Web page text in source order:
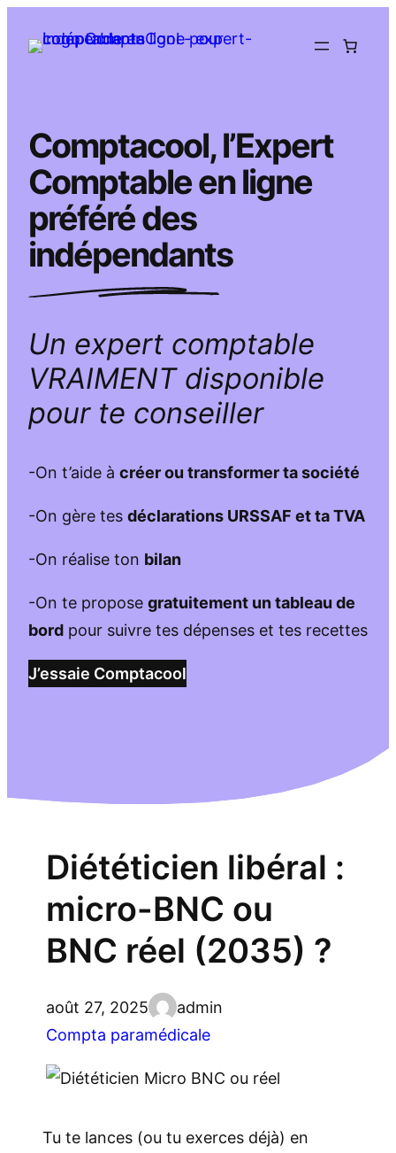
Comptacool, l’Expert
Comptable en ligne
préféré des
indépendants
Un expert comptable
VRAIMENT disponible
pour te conseiller
-On t’aide à créer ou transformer ta société
-On gère tes déclarations URSSAF et ta TVA
-On réalise ton bilan
-On te propose gratuitement un tableau de
bord pour suivre tes dépenses et tes recettes
J’essaie Comptacool
Diététicien libéral :
micro-BNC ou
BNC réel (2035) ?
août 27, 2025
admin
Compta paramédicale
Tu te lances (ou tu exerces déjà) en